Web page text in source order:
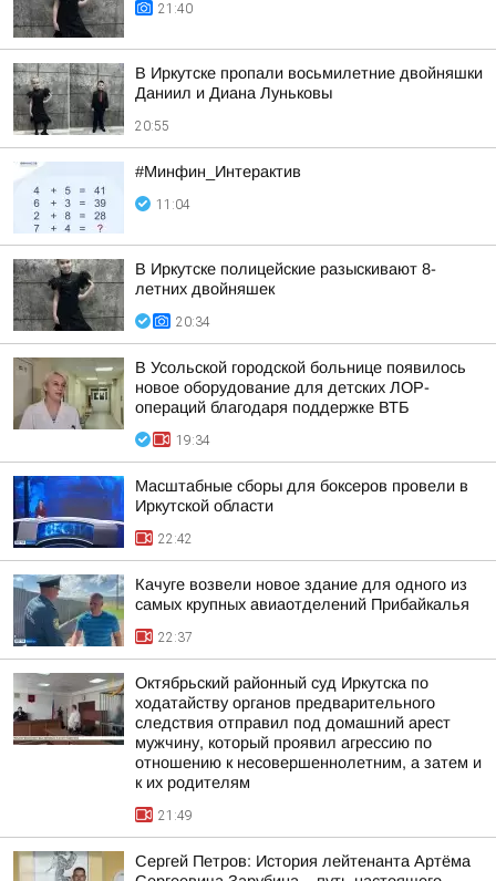
21:40
В Иркутске пропали восьмилетние двойняшки
Даниил и Диана Луньковы
20:55
#Минфин_Интерактив
11:04
В Иркутске полицейские разыскивают 8-
летних двойняшек
20:34
В Усольской городской больнице появилось
новое оборудование для детских ЛОР-
операций благодаря поддержке ВТБ
19:34
Масштабные сборы для боксеров провели в
Иркутской области
22:42
Качуге возвели новое здание для одного из
самых крупных авиаотделений Прибайкалья
22:37
Октябрьский районный суд Иркутска по
ходатайству органов предварительного
следствия отправил под домашний арест
мужчину, который проявил агрессию по
отношению к несовершеннолетним, а затем и
к их родителям
21:49
Сергей Петров: История лейтенанта Артёма